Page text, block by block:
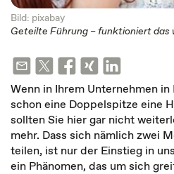
Bild: pixabay
Geteilte Führung – funktioniert das
Wenn in Ihrem Unternehmen
schon eine Doppelspitze eine
sollten Sie hier gar nicht
mehr. Dass sich nämlich zwei
teilen, ist nur der Einstieg in
ein Phänomen, das um sich